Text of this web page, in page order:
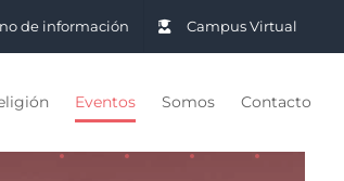
de información Campus Virtual
Eventos Somos Contacto